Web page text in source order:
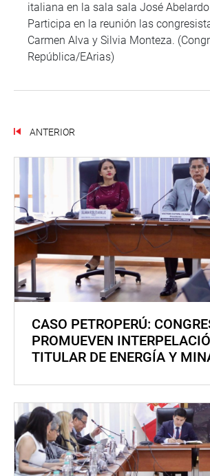
italiana en la sala sala José
Participa en la reunión las
Carmen Alva y Silvia Monteza.
República/EArias)
ANTERIOR
CASO PETROPERÚ:
PROMUEVEN
TITULAR DE ENERGÍA Y